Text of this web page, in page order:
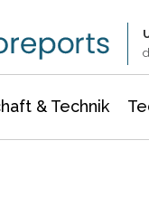
& Technik